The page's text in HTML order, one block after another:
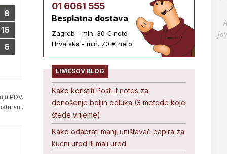
8
16
6
PDV.
01 6061 555
Besplatna dostava
Zagreb - min. 30 € neto
Hrvatska - min. 70 € neto
LIMESOV BLOG
Kako koristiti Post-it notes za
donošenje boljih odluka (3 metode koje
štede vrijeme)
Kako odabrati manji uništavač papira za
kućni ured ili mali ured